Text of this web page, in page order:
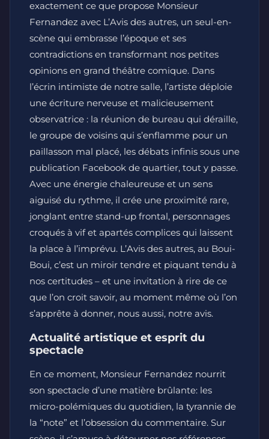
exactement ce que propose Monsieur
Fernandez avec L’Avis des autres, un seul-en-
scène qui embrasse l’époque et ses
contradictions en transformant nos petites
opinions en grand théâtre comique. Dans
l’écrin intimiste de notre salle, l’artiste déploie
une écriture nerveuse et malicieusement
observatrice : la réunion de bureau qui déraille,
le groupe de voisins qui s’enflamme pour un
paillasson mal placé, les débats infinis sous une
publication Facebook de quartier, tout y passe.
Avec une énergie chaleureuse et un sens
aiguisé du rythme, il crée une proximité rare,
jonglant entre stand-up frontal, personnages
croqués à vif et apartés complices qui laissent
la place à l’imprévu. L’Avis des autres, au Boui-
Boui, c’est un miroir tendre et piquant tendu à
nos certitudes – et une invitation à rire de ce
que l’on croit savoir, au moment même où l’on
s’apprête à donner, nous aussi, notre avis.
Actualité artistique et esprit du
spectacle
En ce moment, Monsieur Fernandez nourrit
son spectacle d’une matière brûlante: les
micro-polémiques du quotidien, la tyrannie de
la “note” et l’obsession du commentaire. Sur